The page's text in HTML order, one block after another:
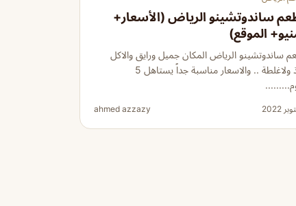
ساندوتشينو الرياض (الأسعار+
الموقع)
ساندوتشينو الرياض المكان جميل ورايق والاكل
لذيذ ولاغلطة .. والاسعار مناسبة جداً يستاهل 5
ahmed azzazy